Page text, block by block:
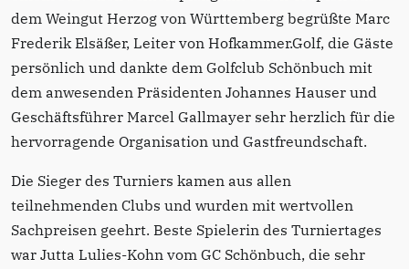
dem Weingut Herzog von Württemberg begrüßte Marc
Frederik Elsäßer, Leiter von Hofkammer.Golf, die Gäste
persönlich und dankte dem Golfclub Schönbuch mit
dem anwesenden Präsidenten Johannes Hauser und
Geschäftsführer Marcel Gallmayer sehr herzlich für die
hervorragende Organisation und Gastfreundschaft.
Die Sieger des Turniers kamen aus allen
teilnehmenden Clubs und wurden mit wertvollen
Sachpreisen geehrt. Beste Spielerin des Turniertages
war Jutta Lulies-Kohn vom GC Schönbuch, die sehr